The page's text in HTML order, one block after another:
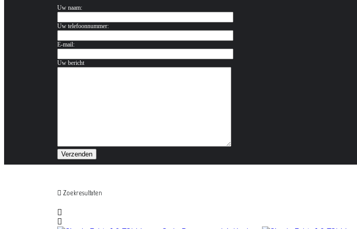
Uw naam:
Uw telefoonnummer:
E-mail:
Uw bericht
Zoekresultaten